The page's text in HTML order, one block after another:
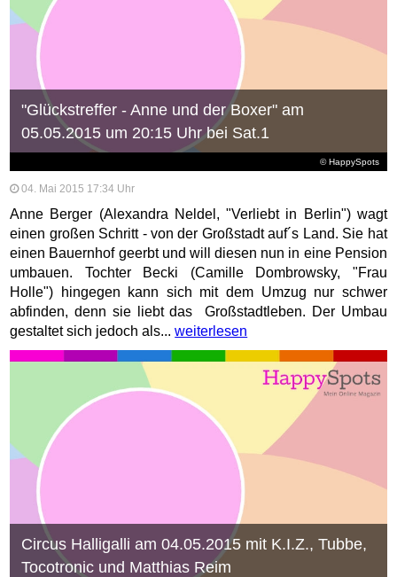
© HappySpots
"Glückstreffer - Anne und der Boxer" am
05.05.2015 um 20:15 Uhr bei Sat.1
04. Mai 2015 17:34 Uhr
Anne Berger (Alexandra Neldel, "Verliebt in Berlin") wagt
einen großen Schritt - von der Großstadt auf´s Land. Sie hat
einen Bauernhof geerbt und will diesen nun in eine Pension
umbauen. Tochter Becki (Camille Dombrowsky, "Frau
Holle") hingegen kann sich mit dem Umzug nur schwer
abfinden, denn sie liebt das Großstadtleben. Der Umbau
gestaltet sich jedoch als...weiterlesen
Circus Halligalli am 04.05.2015 mit K.I.Z., Tubbe,
Tocotronic und Matthias Reim